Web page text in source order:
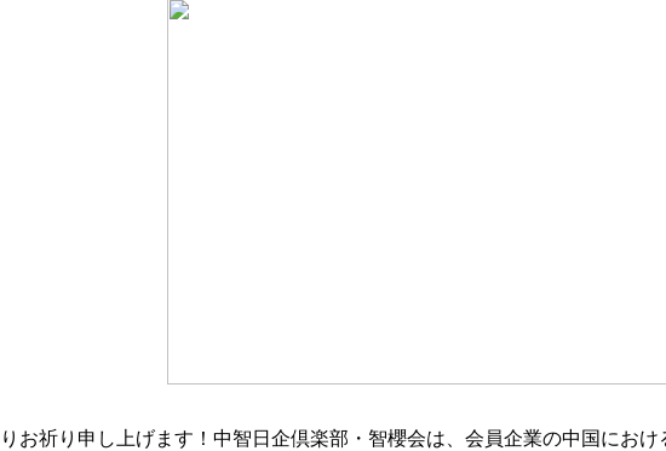
祈り申し上げます！中智日企倶楽部・智櫻会は、会員企業の中国にお